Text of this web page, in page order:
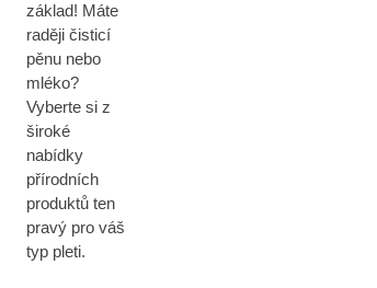
základ! Máte
raději čisticí
pěnu nebo
mléko?
Vyberte si z
široké
nabídky
přírodních
produktů ten
pravý pro váš
typ pleti.